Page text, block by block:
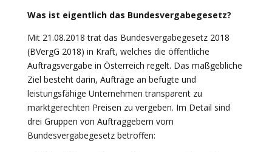
Was ist eigentlich das Bundesvergabegesetz?
Mit 21.08.2018 trat das Bundesvergabegesetz 2018
(BVergG 2018) in Kraft, welches die öffentliche
Auftragsvergabe in Österreich regelt. Das maßgebliche
Ziel besteht darin, Aufträge an befugte und
leistungsfähige Unternehmen transparent zu
marktgerechten Preisen zu vergeben. Im Detail sind
drei Gruppen von Auftraggebern vom
Bundesvergabegesetz betroffen: